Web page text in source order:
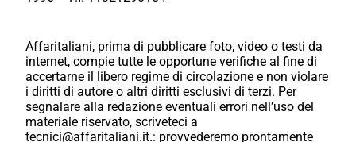
Affaritaliani, prima di pubblicare foto, video o testi da
internet, compie tutte le opportune verifiche al fine di
accertarne il libero regime di circolazione e non violare
i diritti di autore o altri diritti esclusivi di terzi. Per
segnalare alla redazione eventuali errori nell’uso del
materiale riservato, scriveteci a
tecnici@affaritaliani.it.: provvederemo prontamente